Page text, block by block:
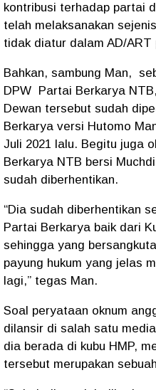
kontribusi terhadap partai
telah melaksanakan
tidak diatur dalam AD/ART
Bahkan, sambung Man,
DPW Partai Berkarya
Dewan tersebut sudah
Berkarya versi Hutomo
Juli 2021 lalu. Begitu juga
Berkarya NTB bersi
sudah diberhentikan.
“Dia sudah diberhentikan
Partai Berkarya baik dari
sehingga yang
payung hukum yang jelas
lagi,” tegas Man.
Soal peryataan oknum
dilansir di salah satu
dia berada di kubu HMP,
tersebut merupakan